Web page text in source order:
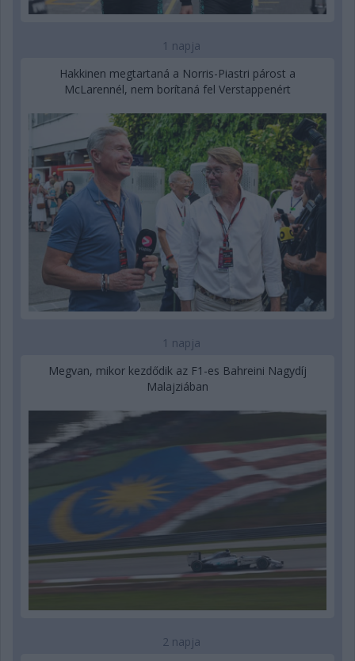
1 napja
Hakkinen megtartaná a Norris-Piastri párost a
McLarennél, nem borítaná fel Verstappenért
1 napja
Megvan, mikor kezdődik az F1-es Bahreini Nagydíj
Malajziában
2 napja